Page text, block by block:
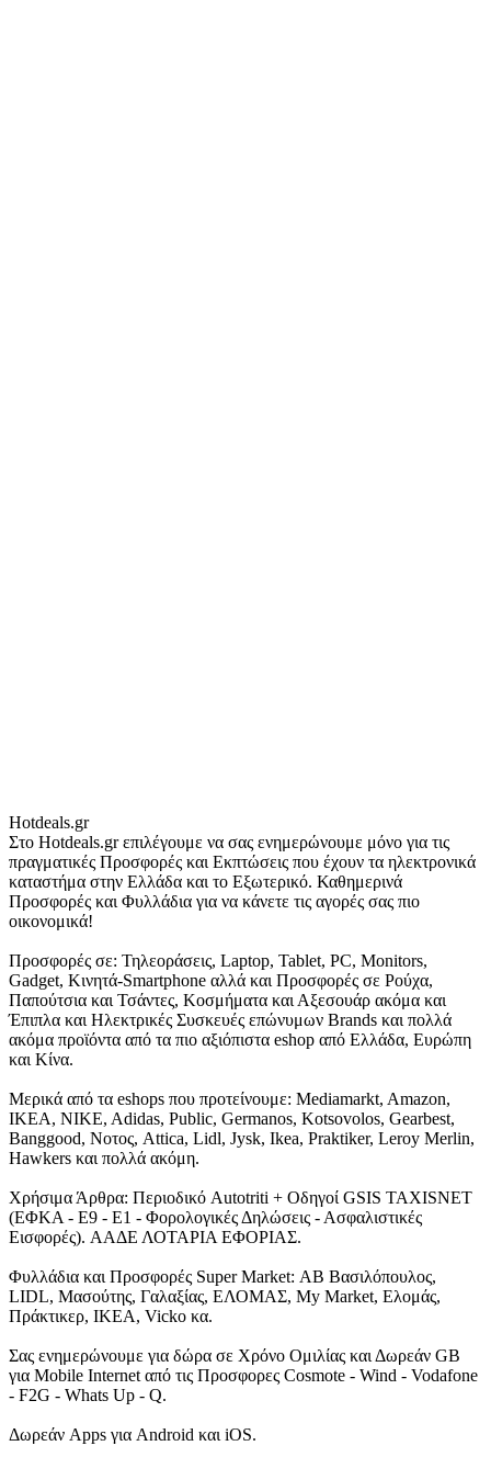
Hotdeals.gr
Στο Hotdeals.gr επιλέγουμε να σας ενημερώνουμε μόνο για τις
πραγματικές Προσφορές και Εκπτώσεις που έχουν τα ηλεκτρονικά
καταστήμα στην Ελλάδα και το Εξωτερικό. Καθημερινά
Προσφορές και Φυλλάδια για να κάνετε τις αγορές σας πιο
οικονομικά!
Προσφορές σε: Τηλεοράσεις, Laptop, Tablet, PC, Monitors,
Gadget, Κινητά-Smartphone αλλά και Προσφορές σε Ρούχα,
Παπούτσια και Τσάντες, Κοσμήματα και Αξεσουάρ ακόμα και
Έπιπλα και Ηλεκτρικές Συσκευές επώνυμων Brands και πολλά
ακόμα προϊόντα από τα πιο αξιόπιστα eshop από Ελλάδα, Ευρώπη
και Κίνα.
Μερικά από τα eshops που προτείνουμε: Mediamarkt, Amazon,
IKEA, NIKE, Adidas, Public, Germanos, Kotsovolos, Gearbest,
Banggood, Νοτος, Attica, Lidl, Jysk, Ikea, Praktiker, Leroy Merlin,
Hawkers και πολλά ακόμη.
Χρήσιμα Άρθρα: Περιοδικό Autotriti + Οδηγοί GSIS TAXISNET
(ΕΦΚΑ - Ε9 - Ε1 - Φορολογικές Δηλώσεις - Ασφαλιστικές
Εισφορές). ΑΑΔΕ ΛΟΤΑΡΙΑ ΕΦΟΡΙΑΣ.
Φυλλάδια και Προσφορές Super Market: ΑΒ Βασιλόπουλος,
LIDL, Μασούτης, Γαλαξίας, ΕΛΟΜΑΣ, My Market, Ελομάς,
Πράκτικερ, ΙΚΕΑ, Vicko κα.
Σας ενημερώνουμε για δώρα σε Χρόνο Ομιλίας και Δωρεάν GB
για Mobile Internet από τις Προσφορες Cosmote - Wind - Vodafone
- F2G - Whats Up - Q.
Δωρεάν Apps για Android και iOS.